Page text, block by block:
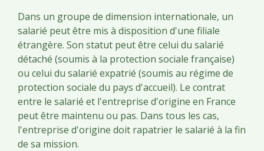
Dans un groupe de dimension internationale, un
salarié peut être mis à disposition d'une filiale
étrangère. Son statut peut être celui du salarié
détaché (soumis à la protection sociale française)
ou celui du salarié expatrié (soumis au régime de
protection sociale du pays d'accueil). Le contrat
entre le salarié et l'entreprise d'origine en France
peut être maintenu ou pas. Dans tous les cas,
l'entreprise d'origine doit rapatrier le salarié à la fin
de sa mission.